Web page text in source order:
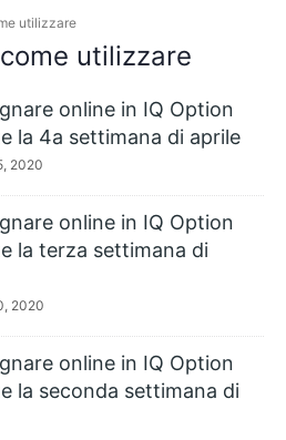
utilizzare
utilizzare
online in IQ Option
la 4a settimana di aprile
2020
online in IQ Option
la terza settimana di
2020
online in IQ Option
la seconda settimana di